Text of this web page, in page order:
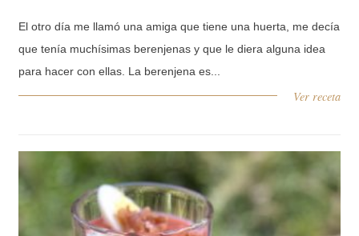
El otro día me llamó una amiga que tiene una huerta, me decía
que tenía muchísimas berenjenas y que le diera alguna idea
para hacer con ellas. La berenjena es...
Ver receta